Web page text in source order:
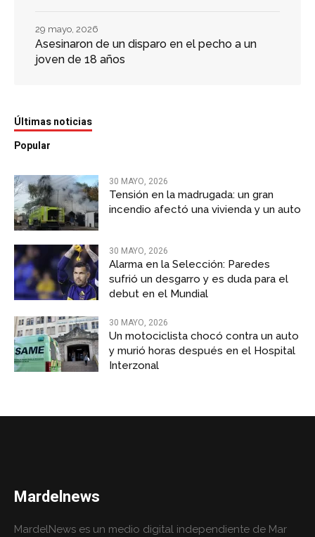
Asesinaron de un disparo en el pecho a un
joven de 18 años
29 mayo, 2026
Últimas noticias
Popular
30 MAYO, 2026
Tensión en la madrugada: un gran
incendio afectó una vivienda y un auto
30 MAYO, 2026
Alarma en la Selección: Paredes
sufrió un desgarro y es duda para el
debut en el Mundial
30 MAYO, 2026
Un motociclista chocó contra un auto
y murió horas después en el Hospital
Interzonal
Mardelnews
MardelNews es un medio digital independiente de Mar